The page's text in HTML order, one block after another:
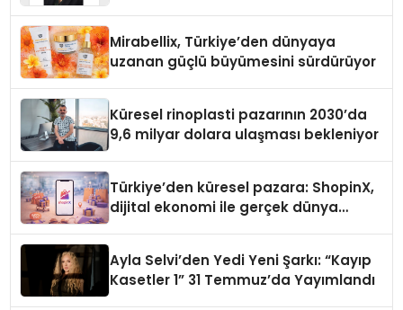
Mirabellix, Türkiye’den dünyaya
uzanan güçlü büyümesini sürdürüyor
Küresel rinoplasti pazarının 2030’da
9,6 milyar dolara ulaşması bekleniyor
Türkiye’den küresel pazara: ShopinX,
dijital ekonomi ile gerçek dünya
Ayla Selvi’den Yedi Yeni Şarkı: “Kayıp
Kasetler 1” 31 Temmuz’da Yayımlandı